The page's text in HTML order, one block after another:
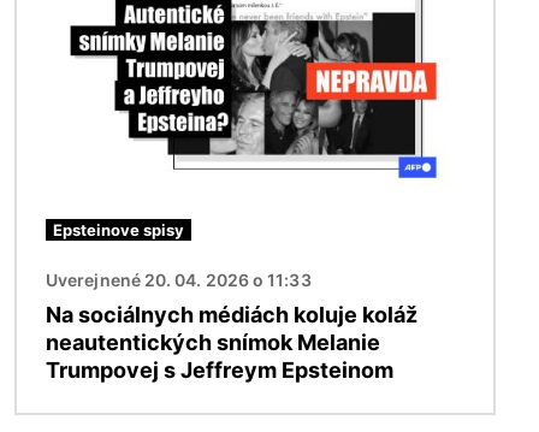
Epsteinove spisy
Uverejnené 20. 04. 2026 o 11:33
Na sociálnych médiách koluje koláž
neautentických snímok Melanie
Trumpovej s Jeffreym Epsteinom